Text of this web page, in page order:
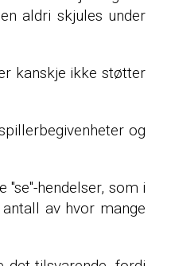
aldri skjules under
kanskje ikke støtter
og
hendelser, som i
av hvor mange